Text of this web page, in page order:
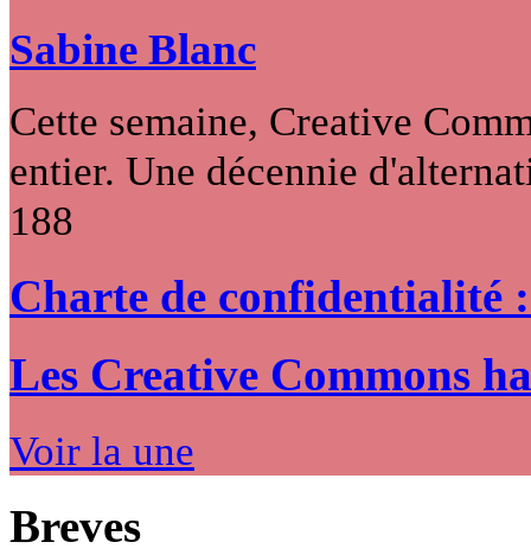
Sabine Blanc
Cette semaine, Creative
entier. Une décennie
188
Charte de confidentialité
Les Creative Commons
Voir la une
Breves